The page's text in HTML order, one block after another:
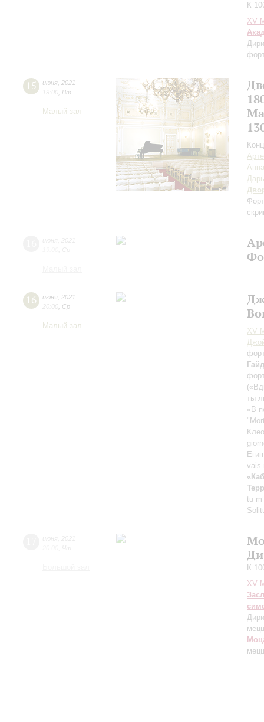
К
XV
15 июня 2021
19:00 Вт
Малый зал
16 июня 2021
20:00 Ср
Малый зал
XV
ты
«В
vais
tu
К
XV